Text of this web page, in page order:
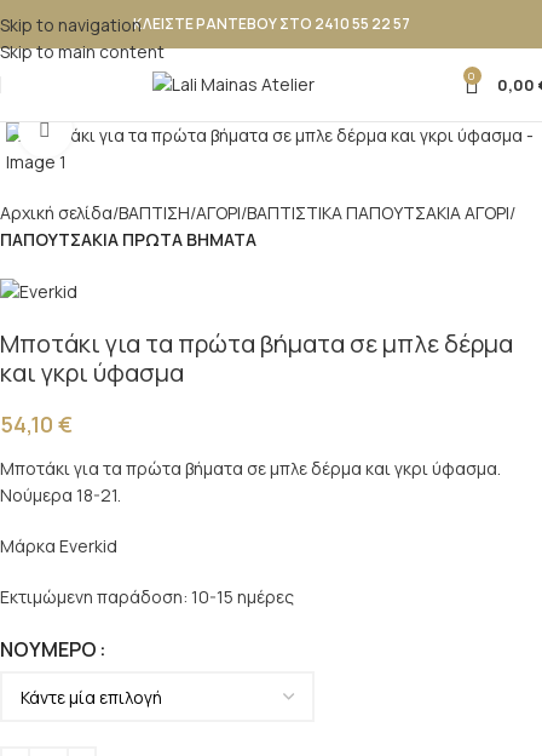
Skip to navigation
Skip to main content
ΚΛΕΙΣΤΕ ΡΑΝΤΕΒΟΥ ΣΤΟ 2410 55 22 57
0 0,00
Κλικ για μεγέθυνση
Αρχική σελίδα ΒΑΠΤΙΣΗ ΑΓΟΡΙ ΒΑΠΤΙΣΤΙΚΑ ΠΑΠΟΥΤΣAKIA ΑΓΟΡΙ
ΠΑΠΟΥΤΣΑΚΙΑ ΠΡΩΤΑ ΒΗΜΑΤΑ
Μποτάκι για τα πρώτα βήματα σε μπλε δέρμα
και γκρι ύφασμα
54,10 €
Μποτάκι για τα πρώτα βήματα σε μπλε δέρμα και γκρι ύφασμα.
Νούμερα 18-21.
Μάρκα Everkid
Εκτιμώμενη παράδοση: 10-15 ημέρες
ΝΟΎΜΕΡΟ